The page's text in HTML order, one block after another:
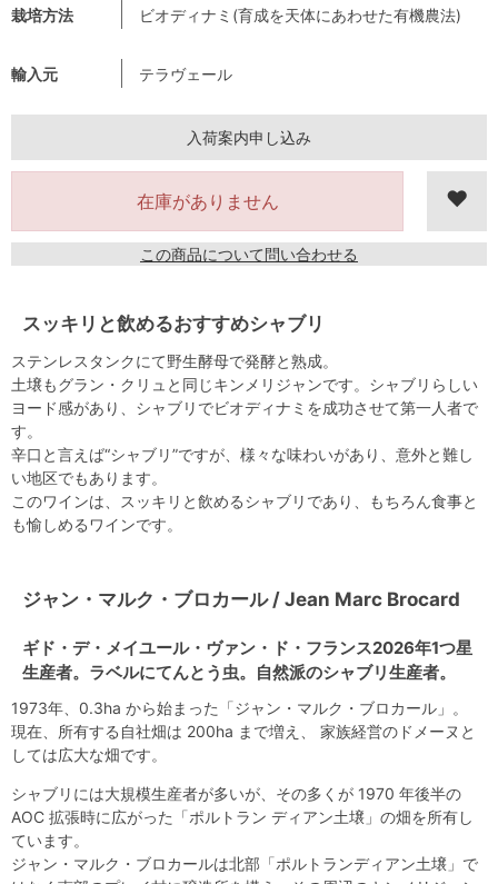
栽培方法 ビオディナミ(育成を天体にあわせた有機農法)
輸入元 テラヴェール
入荷案内申し込み
在庫がありません
この商品について問い合わせる
スッキリと飲めるおすすめシャブリ
ステンレスタンクにて野生酵母で発酵と熟成。
土壌もグラン・クリュと同じキンメリジャンです。シャブリらしい
ヨード感があり、シャブリでビオディナミを成功させて第一人者で
す。
辛口と言えば“シャブリ”ですが、様々な味わいがあり、意外と難し
い地区でもあります。
このワインは、スッキリと飲めるシャブリであり、もちろん食事と
も愉しめるワインです。
ジャン・マルク・ブロカール / Jean Marc Brocard
ギド・デ・メイユール・ヴァン・ド・フランス2026年1つ星
生産者。ラベルにてんとう虫。自然派のシャブリ生産者。
1973年、0.3ha から始まった「ジャン・マルク・ブロカール」。
現在、所有する自社畑は 200ha まで増え、 家族経営のドメーヌと
しては広大な畑です。
シャブリには大規模生産者が多いが、その多くが 1970 年後半の
AOC 拡張時に広がった「ポルトラン ディアン土壌」の畑を所有し
ています。
ジャン・マルク・ブロカールは北部「ポルトランディアン土壌」で